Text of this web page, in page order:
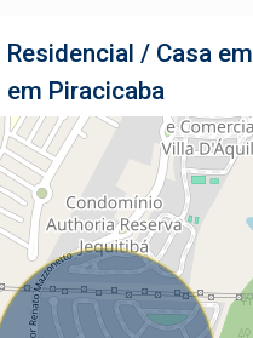
/ Casa em
Piracicaba